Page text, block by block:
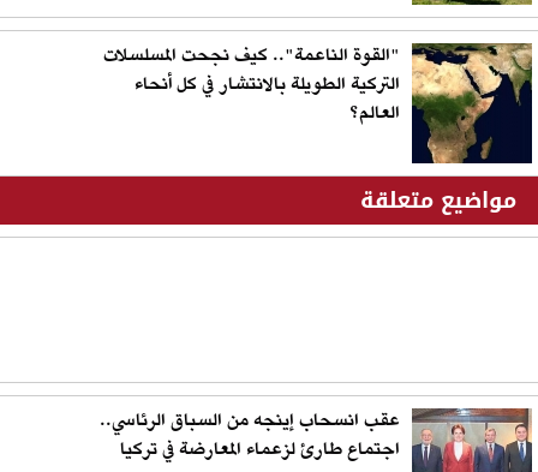
"القوة الناعمة".. كيف نجحت المسلسلات
التركية الطويلة بالانتشار في كل أنحاء
العالم؟
مواضيع متعلقة
عقب انسحاب إينجه من السباق الرئاسي..
اجتماع طارئ لزعماء المعارضة في تركيا